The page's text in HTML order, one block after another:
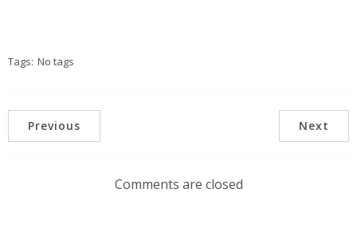
Tags: No tags
Previous Next
Comments are closed